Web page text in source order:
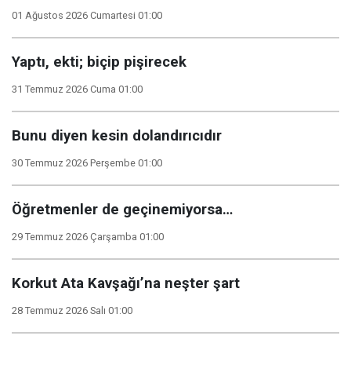
01 Ağustos 2026 Cumartesi 01:00
Yaptı, ekti; biçip pişirecek
31 Temmuz 2026 Cuma 01:00
Bunu diyen kesin dolandırıcıdır
30 Temmuz 2026 Perşembe 01:00
Öğretmenler de geçinemiyorsa…
29 Temmuz 2026 Çarşamba 01:00
Korkut Ata Kavşağı’na neşter şart
28 Temmuz 2026 Salı 01:00